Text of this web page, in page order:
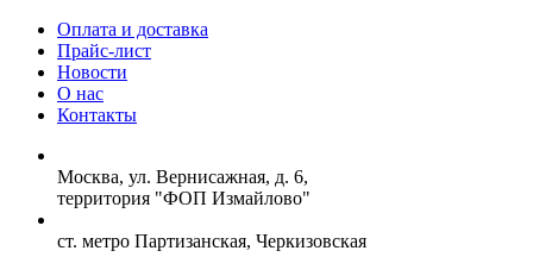
Оплата и доставка
Прайс-лист
Новости
О нас
Контакты
Москва, ул. Вернисажная, д. 6,
территория "ФОП Измайлово"
ст. метро Партизанская, Черкизовская